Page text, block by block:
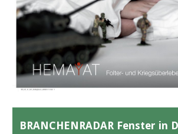
BRANCHENRADAR Fenster in